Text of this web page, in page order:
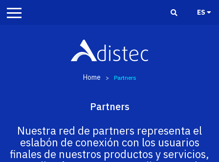
ES
Home > Partners
Partners
Nuestra red de partners representa el
eslabón de conexión con los usuarios
finales de nuestros productos y servicios,